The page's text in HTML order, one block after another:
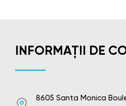
INFORMAȚII DE
8605 Santa Monica